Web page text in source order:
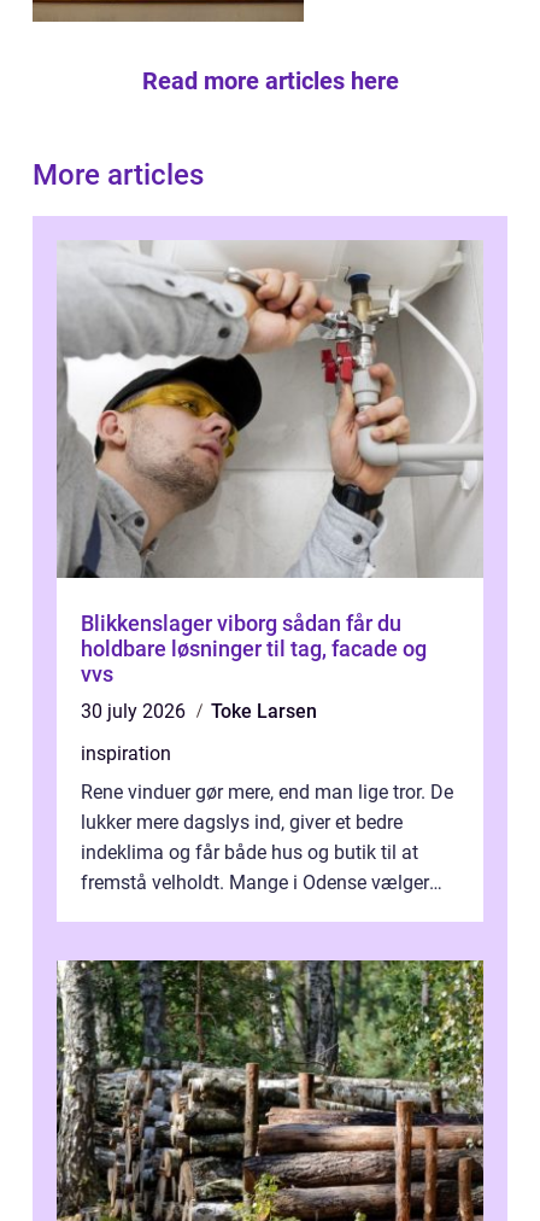
Read more articles here
More articles
Blikkenslager viborg sådan får du
holdbare løsninger til tag, facade og
vvs
30 july 2026
Toke Larsen
inspiration
Rene vinduer gør mere, end man lige tror. De
lukker mere dagslys ind, giver et bedre
indeklima og får både hus og butik til at
fremstå velholdt. Mange i Odense vælger